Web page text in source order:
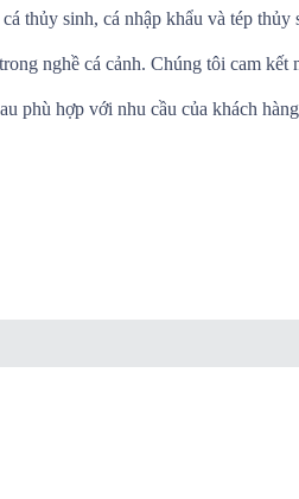
thủy sinh, cá nhập khẩu và tép thủy
nghề cá cảnh. Chúng tôi cam kết
phù hợp với nhu cầu của khách hàng